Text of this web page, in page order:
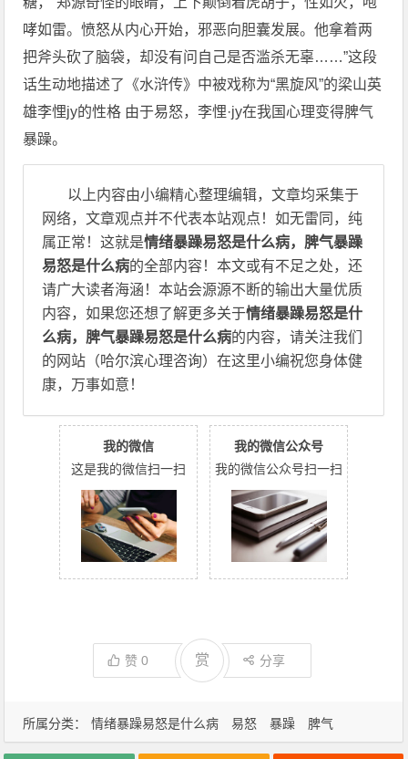
所属分类： 情绪暴躁易怒是什么病 易怒 暴躁 脾气
哮如雷。愤怒从内心开始，邪恶向胆囊发展。他拿着两
把斧头砍了脑袋，却没有问自己是否滥杀无辜……”这段
话生动地描述了《水浒传》中被戏称为“黑旋风”的梁山英
雄李悝jy的性格 由于易怒，李悝·jy在我国心理变得脾气
暴躁。
以上内容由小编精心整理编辑，文章均采集于
网络，文章观点并不代表本站观点！如无雷同，纯
属正常！这就是情绪暴躁易怒是什么病，脾气暴躁
易怒是什么病的全部内容！本文或有不足之处，还
请广大读者海涵！本站会源源不断的输出大量优质
内容，如果您还想了解更多关于情绪暴躁易怒是什
么病，脾气暴躁易怒是什么病的内容，请关注我们
的网站（哈尔滨心理咨询）在这里小编祝您身体健
康，万事如意！
我的微信
这是我的微信扫一扫
我的微信公众号
我的微信公众号扫一扫
赞0 赏 分享